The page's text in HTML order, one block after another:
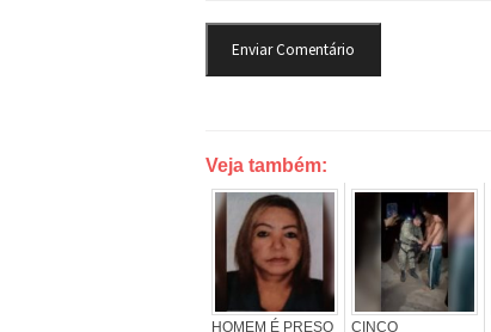
Veja também:
HOMEM É PRESO
CINCO